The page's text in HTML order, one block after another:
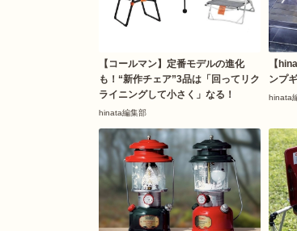
【コールマン】定番モデルの進化
も！“新作チェア”3品は「回ってリク
ライニングして小さく」なる！
hinata編集部
【
ンプ
hinata